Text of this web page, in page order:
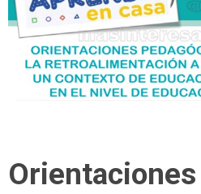
Orientaciones